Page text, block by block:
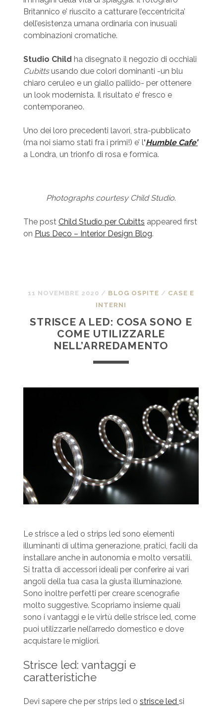
Britannico e’ riuscito a catturare l’eccentricita’
dell’esistenza umana ordinaria con inusuali
combinazioni cromatiche.
Studio Child ha disegnato il negozio di occhiali
Cubittsusando due colori dominanti -un blu
chiaro ceruleo e un giallo pallido- per ottenere
un look modernista. Il risultato e’ fresco e
contemporaneo.
Uno dei loro precedenti lavori, stra-pubblicato
(ma noi siamo stati fra i primi!) e’ l‘Humble Cafe’
a Londra, un trionfo di rosa e formica.
Photographs courtesy Child Studio.
The post Child Studio per Cubitts appeared first
on Plus Deco – Interior Design Blog.
11 NOVEMBRE 2020 / BLOG OSPITE / CASE E
INTERNI
STRISCE A LED: COSA SONO E
COME UTILIZZARLE
NELL’ARREDAMENTO
Le strisce a led o strips led sono elementi
illuminanti di ultima generazione, pratici, facili da
installare anche in autonomia e molto versatili.
Si tratta di accessori ideali per conferire ai vari
angoli della tua casa la giusta illuminazione.
Sono inoltre perfetti per creare scenografie
molto suggestive. Scopriamo insieme quali
sono i vantaggi e le virtù delle strisce led, come
puoi utilizzarle nell’arredo domestico e dove
acquistare le migliori.
Strisce led: vantaggi e
caratteristiche
Devi sapere che per strips led o strisce led si